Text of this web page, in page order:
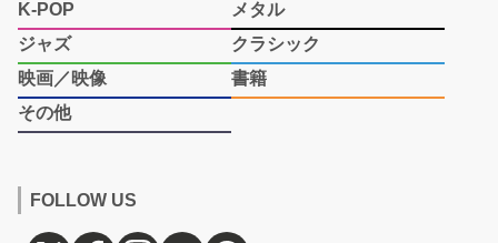
K-POP
メタル
ジャズ
クラシック
映画／映像
書籍
その他
FOLLOW US